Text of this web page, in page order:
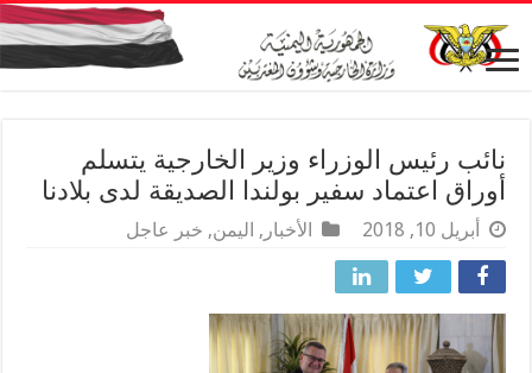
نائب رئيس الوزراء وزير الخارجية يتسلم
أوراق اعتماد سفير بولندا الصديقة لدى بلادنا
أبريل 10, 2018 الأخبار , اليمن, خبر عاجل